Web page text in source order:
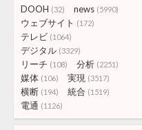
DOOH (32) news (5990)
ウェブサイト (172)
テレビ (1064)
デジタル (3329)
リーチ (108) 分析 (2251)
媒体 (106) 実現 (3517)
横断 (194) 統合 (1519)
電通 (1126)